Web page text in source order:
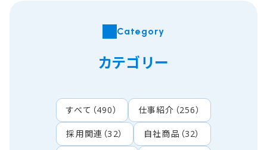
Category
カテゴリー
すべて （490） 仕事紹介 （256）
採用関連 （32） 自社商品 （32）